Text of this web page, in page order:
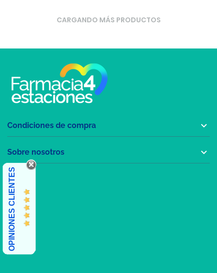
CARGANDO MÁS PRODUCTOS
Condiciones de compra 
Sobre nosotros 
OPINIONES CLIENTES